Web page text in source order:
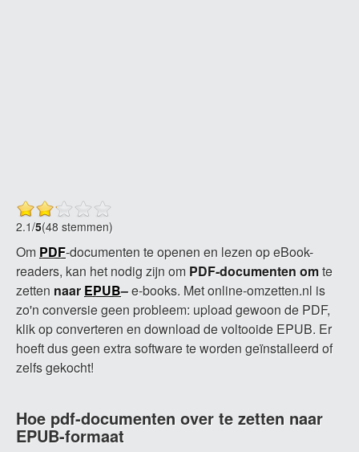
2.1/5(48 stemmen)
Om PDF-documenten te openen en lezen op eBook-
readers, kan het nodig zijn om PDF-documenten omte
zetten naar EPUB–e-books. Met online-omzetten.nl is
zo'n conversie geen probleem: upload gewoon de PDF,
klik op converteren en download de voltooide EPUB. Er
hoeft dus geen extra software te worden geïnstalleerd of
zelfs gekocht!
Hoe pdf-documenten over te zetten naar
EPUB-formaat